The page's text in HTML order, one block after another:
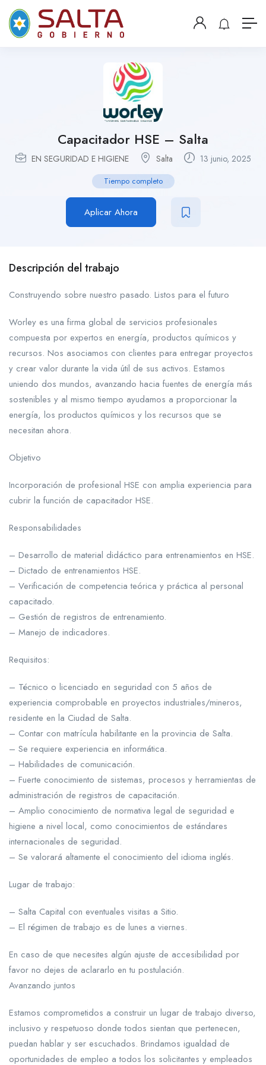
Capacitador HSE – Salta
EN SEGURIDAD E HIGIENE Salta 13 junio, 2025
Tiempo completo
Aplicar Ahora
Descripción del trabajo
Construyendo sobre nuestro pasado. Listos para el futuro
Worley es una firma global de servicios profesionales
compuesta por expertos en energía, productos químicos y
recursos. Nos asociamos con clientes para entregar proyectos
y crear valor durante la vida útil de sus activos. Estamos
uniendo dos mundos, avanzando hacia fuentes de energía más
sostenibles y al mismo tiempo ayudamos a proporcionar la
energía, los productos químicos y los recursos que se
necesitan ahora.
Objetivo
Incorporación de profesional HSE con amplia experiencia para
cubrir la función de capacitador HSE.
Responsabilidades
– Desarrollo de material didáctico para entrenamientos en HSE.
– Dictado de entrenamientos HSE.
– Verificación de competencia teórica y práctica al personal
capacitado.
– Gestión de registros de entrenamiento.
– Manejo de indicadores.
Requisitos:
– Técnico o licenciado en seguridad con 5 años de
experiencia comprobable en proyectos industriales/mineros,
residente en la Ciudad de Salta.
– Contar con matrícula habilitante en la provincia de Salta.
– Se requiere experiencia en informática.
– Habilidades de comunicación.
– Fuerte conocimiento de sistemas, procesos y herramientas de
administración de registros de capacitación.
– Amplio conocimiento de normativa legal de seguridad e
higiene a nivel local, como conocimientos de estándares
internacionales de seguridad.
– Se valorará altamente el conocimiento del idioma inglés.
Lugar de trabajo:
– Salta Capital con eventuales visitas a Sitio.
– El régimen de trabajo es de lunes a viernes.
En caso de que necesites algún ajuste de accesibilidad por
favor no dejes de aclararlo en tu postulación.
Avanzando juntos
Estamos comprometidos a construir un lugar de trabajo diverso,
inclusivo y respetuoso donde todos sientan que pertenecen,
puedan hablar y ser escuchados. Brindamos igualdad de
oportunidades de empleo a todos los solicitantes y empleados